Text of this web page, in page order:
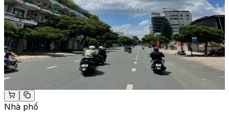
Nhà phố